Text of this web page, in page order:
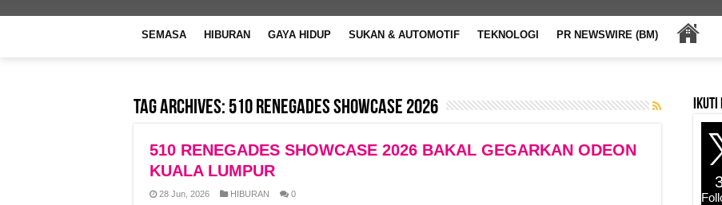
SEMASA HIBURAN GAYA HIDUP SUKAN & AUTOMOTIF TEKNOLOGI PR NEWSWIRE (BM)
Tag Archives: 510 Renegades Showcase 2026
510 RENEGADES SHOWCASE 2026 BAKAL GEGARKAN ODEON
KUALA LUMPUR
28 Jun, 2026 HIBURAN 0
Ikuti